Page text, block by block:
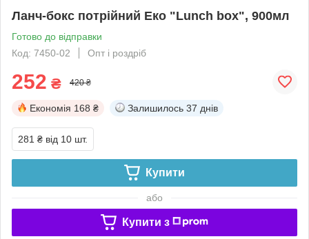
Ланч-бокс потрійний Еко "Lunch box", 900мл
Готово до відправки
Код: 7450-02
Опт і роздріб
252 ₴ 420 ₴
Економія 168 ₴ Залишилось 37 днів
281 ₴ від 10 шт.
Купити
або
Купити з